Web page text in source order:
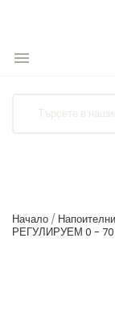

Начало
РЕГУЛИРУЕМ 0 -